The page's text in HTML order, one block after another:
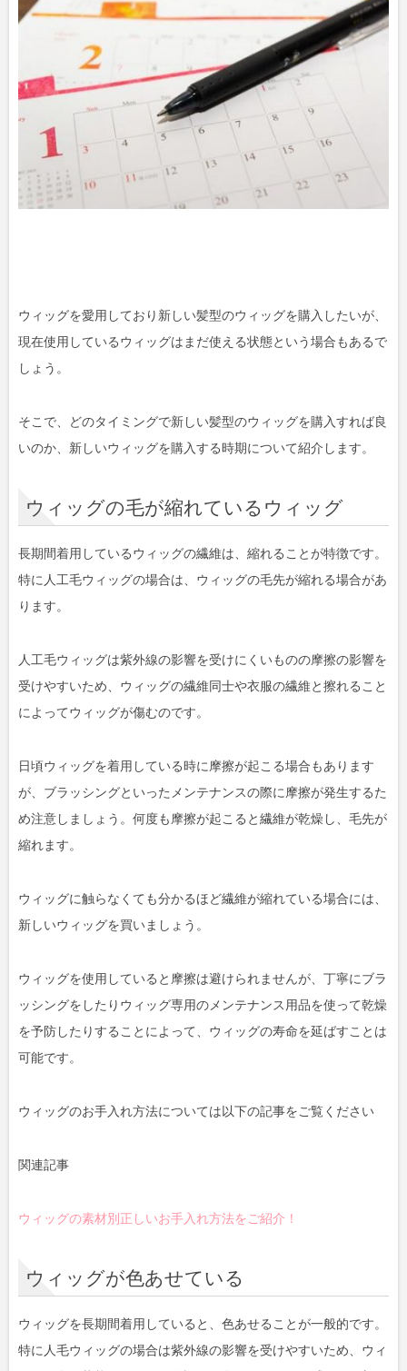
ウィッグを愛用しており新しい髪型のウィッグを購入したいが、
現在使用しているウィッグはまだ使える状態という場合もあるで
しょう。
そこで、どのタイミングで新しい髪型のウィッグを購入すれば良
いのか、新しいウィッグを購入する時期について紹介します。
ウィッグの毛が縮れているウィッグ
長期間着用しているウィッグの繊維は、縮れることが特徴です。
特に人工毛ウィッグの場合は、ウィッグの毛先が縮れる場合があ
ります。
人工毛ウィッグは紫外線の影響を受けにくいものの摩擦の影響を
受けやすいため、ウィッグの繊維同士や衣服の繊維と擦れること
によってウィッグが傷むのです。
日頃ウィッグを着用している時に摩擦が起こる場合もあります
が、ブラッシングといったメンテナンスの際に摩擦が発生するた
め注意しましょう。何度も摩擦が起こると繊維が乾燥し、毛先が
縮れます。
ウィッグに触らなくても分かるほど繊維が縮れている場合には、
新しいウィッグを買いましょう。
ウィッグを使用していると摩擦は避けられませんが、丁寧にブラ
ッシングをしたりウィッグ専用のメンテナンス用品を使って乾燥
を予防したりすることによって、ウィッグの寿命を延ばすことは
可能です。
ウィッグのお手入れ方法については以下の記事をご覧ください
関連記事
ウィッグの素材別正しいお手入れ方法をご紹介！
ウィッグが色あせている
ウィッグを長期間着用していると、色あせることが一般的です。
特に人毛ウィッグの場合は紫外線の影響を受けやすいため、ウィ